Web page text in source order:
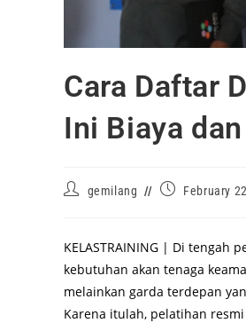
Cara Daftar
Ini Biaya
gemilang February
KELASTRAINING | Di tengah
kebutuhan akan tenaga
melainkan garda terdepan
Karena itulah, pelatihan